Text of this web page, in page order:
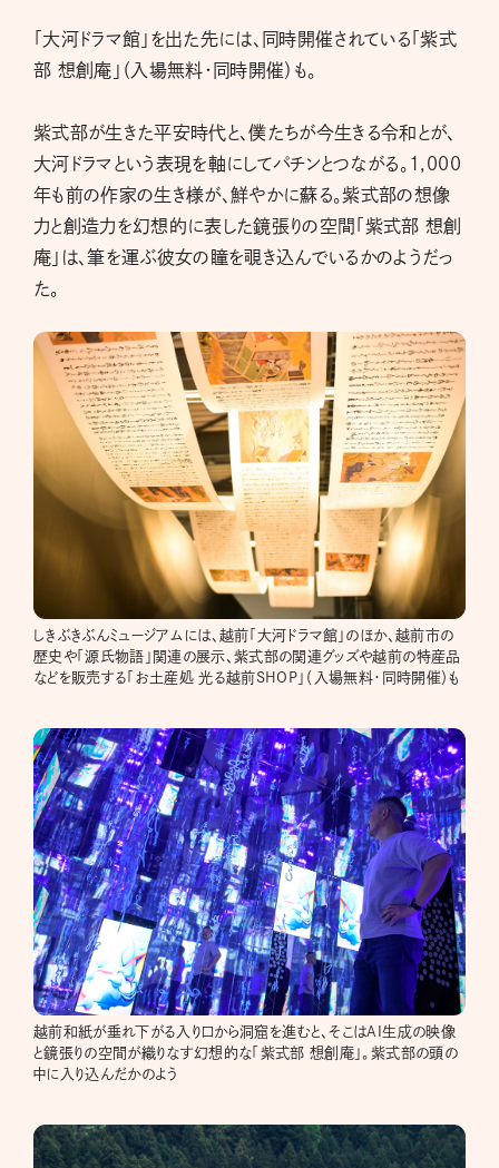
「大河ドラマ館」を出た先には、同時開催されている「紫式
部 想創庵」（入場無料・同時開催）も。
紫式部が生きた平安時代と、僕たちが今生きる令和とが、
大河ドラマという表現を軸にしてパチンとつながる。1,000
年も前の作家の生き様が、鮮やかに蘇る。紫式部の想像
力と創造力を幻想的に表した鏡張りの空間「紫式部 想創
庵」は、筆を運ぶ彼女の瞳を覗き込んでいるかのようだっ
た。
しきぶきぶんミュージアムには、越前「大河ドラマ館」のほか、越前市の
歴史や「源氏物語」関連の展示、紫式部の関連グッズや越前の特産品
などを販売する「お土産処 光る越前SHOP」（入場無料・同時開催）も
越前和紙が垂れ下がる入り口から洞窟を進むと、そこはAI生成の映像
と鏡張りの空間が織りなす幻想的な「紫式部 想創庵」。紫式部の頭の
中に入り込んだかのよう